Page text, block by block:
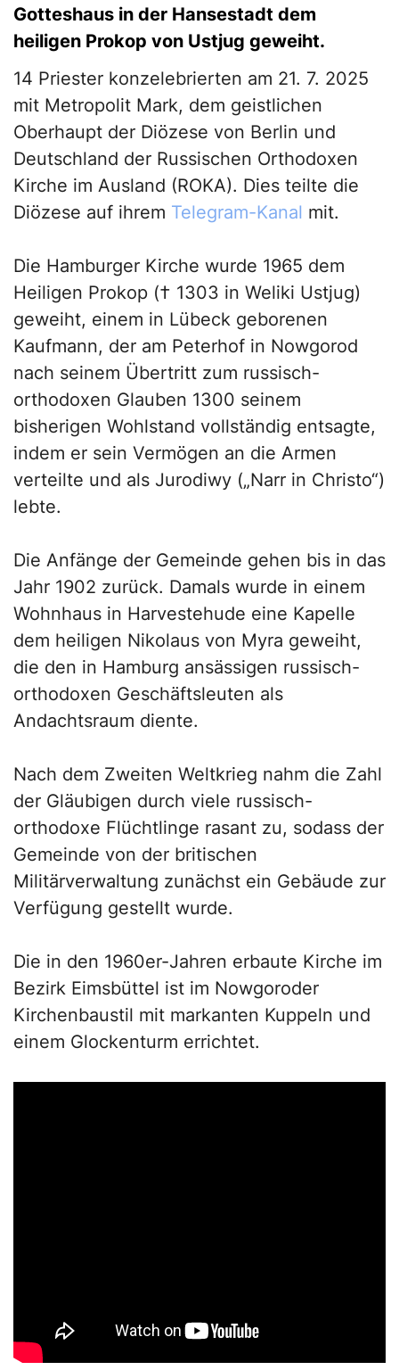
Gotteshaus in der Hansestadt dem
heiligen Prokop von Ustjug geweiht.
14 Priester konzelebrierten am 21. 7. 2025
mit Metropolit Mark, dem geistlichen
Oberhaupt der Diözese von Berlin und
Deutschland der Russischen Orthodoxen
Kirche im Ausland (ROKA). Dies teilte die
Diözese auf ihrem Telegram-Kanal mit.
Die Hamburger Kirche wurde 1965 dem
Heiligen Prokop († 1303 in Weliki Ustjug)
geweiht, einem in Lübeck geborenen
Kaufmann, der am Peterhof in Nowgorod
nach seinem Übertritt zum russisch-
orthodoxen Glauben 1300 seinem
bisherigen Wohlstand vollständig entsagte,
indem er sein Vermögen an die Armen
verteilte und als Jurodiwy („Narr in Christo“)
lebte.
Die Anfänge der Gemeinde gehen bis in das
Jahr 1902 zurück. Damals wurde in einem
Wohnhaus in Harvestehude eine Kapelle
dem heiligen Nikolaus von Myra geweiht,
die den in Hamburg ansässigen russisch-
orthodoxen Geschäftsleuten als
Andachtsraum diente.
Nach dem Zweiten Weltkrieg nahm die Zahl
der Gläubigen durch viele russisch-
orthodoxe Flüchtlinge rasant zu, sodass der
Gemeinde von der britischen
Militärverwaltung zunächst ein Gebäude zur
Verfügung gestellt wurde.
Die in den 1960er-Jahren erbaute Kirche im
Bezirk Eimsbüttel ist im Nowgoroder
Kirchenbaustil mit markanten Kuppeln und
einem Glockenturm errichtet.